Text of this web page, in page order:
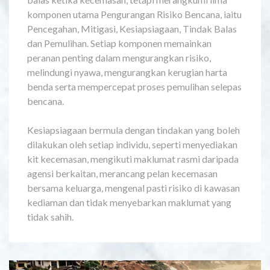
komponen utama Pengurangan Risiko Bencana, iaitu
Pencegahan, Mitigasi, Kesiapsiagaan, Tindak Balas
dan Pemulihan. Setiap komponen memainkan
peranan penting dalam mengurangkan risiko,
melindungi nyawa, mengurangkan kerugian harta
benda serta mempercepat proses pemulihan selepas
bencana.
Kesiapsiagaan bermula dengan tindakan yang boleh
dilakukan oleh setiap individu, seperti menyediakan
kit kecemasan, mengikuti maklumat rasmi daripada
agensi berkaitan, merancang pelan kecemasan
bersama keluarga, mengenal pasti risiko di kawasan
kediaman dan tidak menyebarkan maklumat yang
tidak sahih.